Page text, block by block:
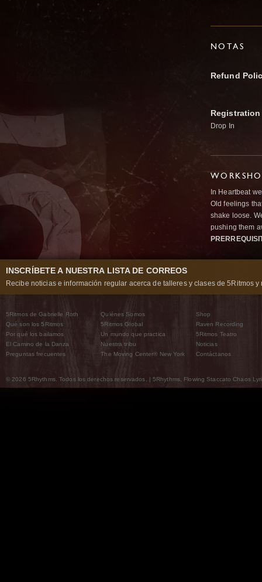
NOTAS
Refund
Drop In
In Heartbeat
Old feelings
shake loose.
pushing them
INSCRÍBETE A NUESTRA LISTA DE CORREOS
Recibe noticias e información regular acerca de talleres y clases de 5Ritmos y
5Ritmos de Gabrielle Roth
Qué son los 5Ritmos
Por qué los bailamos
El Camino de la Danza
Preguntas frecuentes
Quiénes Somos
5Ritmos Global
Un mundo que practica
Nuestra tribu
The Moving Center® New York
Shop
Raven Recording
5Ritmos Teatro
Noticias
Contáctanos
© 2026 5Rhythms. Todos los derechos reservados. | 5Rhythms, Flowing Staccato Chaos